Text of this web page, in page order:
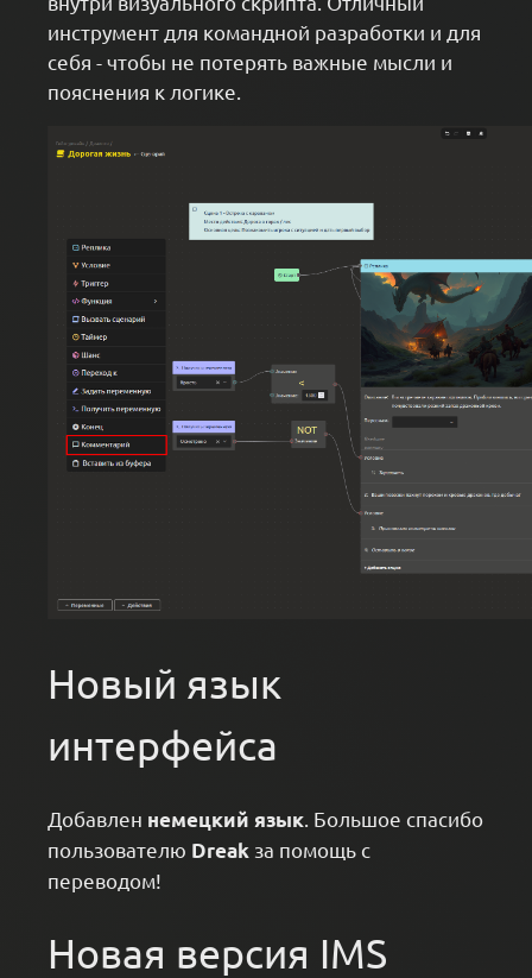
инструмент для командной разработки и для
себя - чтобы не потерять важные мысли и
пояснения к логике.
Новый язык
интерфейса
Добавлен немецкий язык . Большое спасибо
пользователю Dreak за помощь с
переводом!
Новая версия IMS